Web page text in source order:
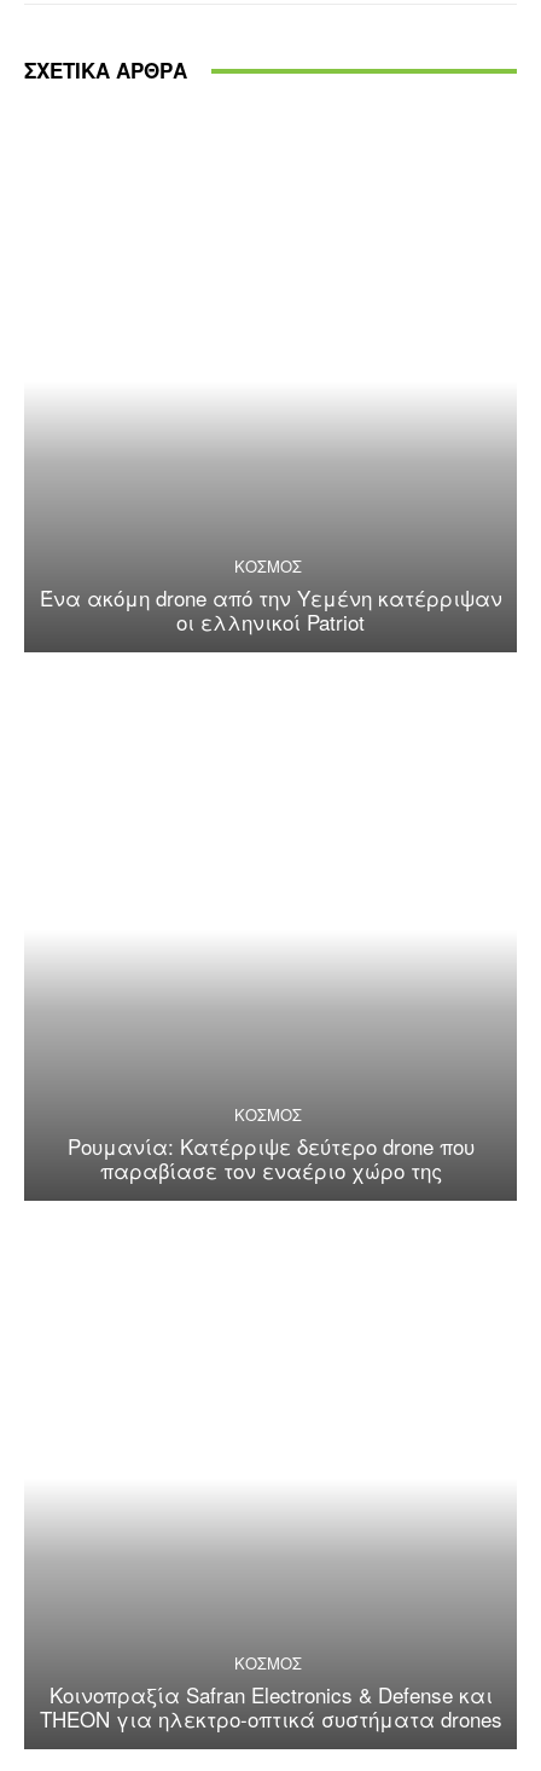
ΣΧΕΤΙΚΑ ΑΡΘΡΑ
ΚΟΣΜΟΣ
Ένα ακόμη drone από την Υεμένη κατέρριψαν
οι ελληνικοί Patriot
ΚΟΣΜΟΣ
Ρουμανία: Κατέρριψε δεύτερο drone που
παραβίασε τον εναέριο χώρο της
ΚΟΣΜΟΣ
Κοινοπραξία Safran Electronics & Defense και
THEON για ηλεκτρο-οπτικά συστήματα drones